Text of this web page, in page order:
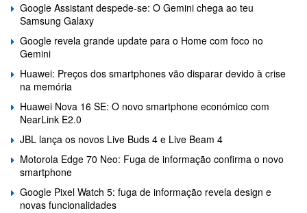
Google Assistant despede-se: O Gemini chega ao teu
Samsung Galaxy
Google revela grande update para o Home com foco no
Gemini
Huawei: Preços dos smartphones vão disparar devido à crise
na memória
Huawei Nova 16 SE: O novo smartphone económico com
NearLink E2.0
JBL lança os novos Live Buds 4 e Live Beam 4
Motorola Edge 70 Neo: Fuga de informação confirma o novo
smartphone
Google Pixel Watch 5: fuga de informação revela design e
novas funcionalidades